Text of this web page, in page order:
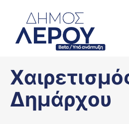
Αρχική
Δήμος
Ενημέρωση
Δημάρχου